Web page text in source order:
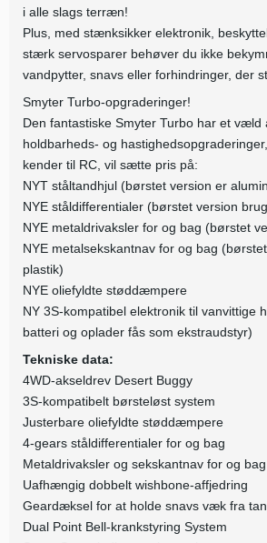
i alle slags terræn!
Plus, med stænksikker elektronik,
stærk servosparer behøver du ikke
vandpytter, snavs eller forhindringer, der
Smyter Turbo-opgraderinger!
Den fantastiske Smyter Turbo har et væld
holdbarheds- og
kender til RC, vil sætte pris på:
NYT ståltandhjul (børstet version er
NYE ståldifferentialer (børstet version
NYE metaldrivaksler for og bag (børstet
NYE metalsekskantnav for og bag
plastik)
NYE oliefyldte støddæmpere
NY 3S-kompatibel elektronik til vanvittige
batteri og oplader fås som ekstraudstyr)
Tekniske data:
4WD-akseldrev Desert Buggy
3S-kompatibelt børsteløst system
Justerbare oliefyldte støddæmpere
4-gears ståldifferentialer for og bag
Metaldrivaksler og sekskantnav for og bag
Uafhængig dobbelt wishbone-affjedring
Geardæksel for at holde snavs væk fra
Dual Point Bell-krankstyring System